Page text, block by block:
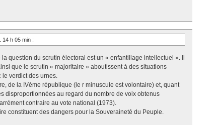
14 h 05 min :
question du scrutin électoral est un « enfantillage intellectuel ». Il
que le scrutin « majoritaire » aboutissent à des situations
le verdict des urnes.
de la IVème république (le r minuscule est volontaire) et, quant
disproportionnées au regard du nombre de voix obtenus
contraire au vote national (1973).
constituent des dangers pour la Souveraineté du Peuple.